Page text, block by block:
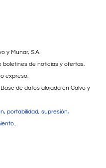
y Munar, S.A.
boletines de noticias y ofertas.
expreso.
de datos alojada en Calvo y
portabilidad, supresión,
.